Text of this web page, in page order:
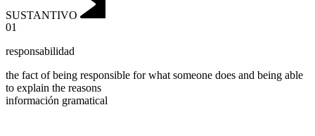
SUSTANTIVO
01
responsabilidad
the fact of being responsible for what someone does and being able
to explain the reasons
información gramatical